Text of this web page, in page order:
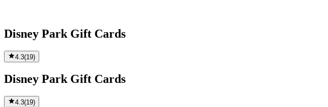
Disney Park Gift Cards
4.3(19)
Disney Park Gift Cards
4.3(19)